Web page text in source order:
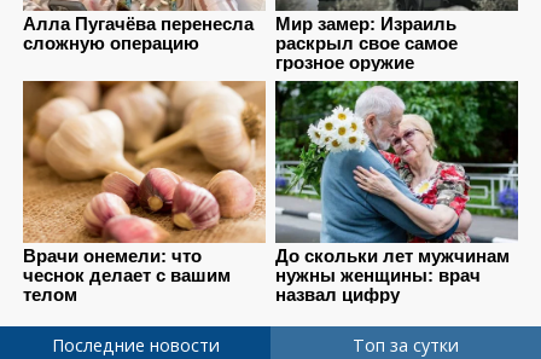
Последние новости Топ за сутки